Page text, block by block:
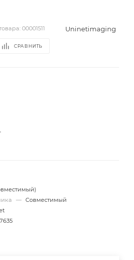
00001511 Uninetimaging
СРАВНИТЬ
— Совместимый